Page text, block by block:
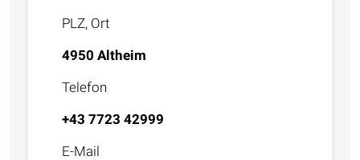
PLZ, Ort
4950 Altheim
Telefon
+43 7723 42999
E-Mail